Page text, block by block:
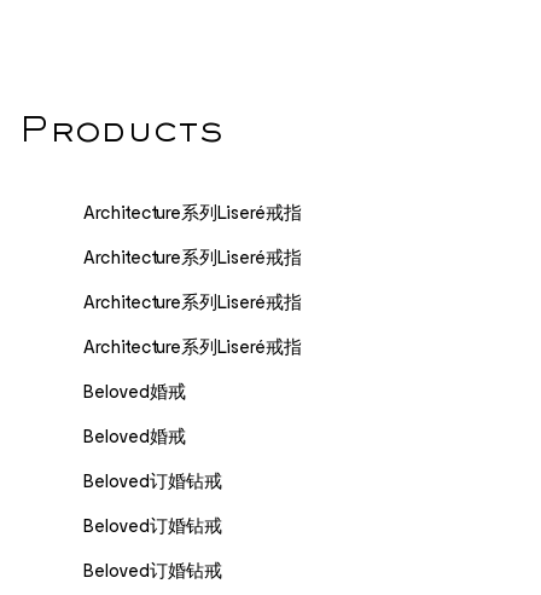
Products
Architecture系列Liseré戒指
Architecture系列Liseré戒指
Architecture系列Liseré戒指
Architecture系列Liseré戒指
Beloved婚戒
Beloved婚戒
Beloved订婚钻戒
Beloved订婚钻戒
Beloved订婚钻戒